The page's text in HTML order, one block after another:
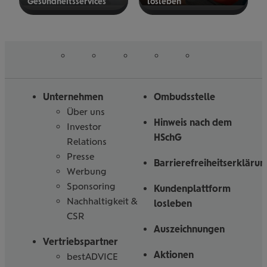
Unternehmen
Über uns
Investor
Relations
Presse
Werbung
Sponsoring
Nachhaltigkeit &
CSR
Vertriebspartner
bestADVICE
Ombudsstelle
Hinweis nach dem
HSchG
Kundenplattform
losleben
Auszeichnungen
Aktionen
uns